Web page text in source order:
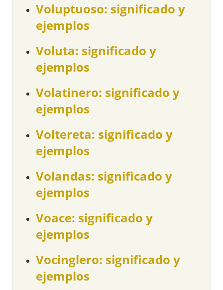
Voluptuoso: significado y
ejemplos
Voluta: significado y
ejemplos
Volatinero: significado y
ejemplos
Voltereta: significado y
ejemplos
Volandas: significado y
ejemplos
Voace: significado y
ejemplos
Vocinglero: significado y
ejemplos